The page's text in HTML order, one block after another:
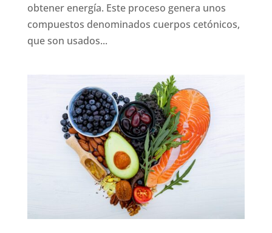
obtener energía. Este proceso genera unos
compuestos denominados cuerpos cetónicos,
que son usados...